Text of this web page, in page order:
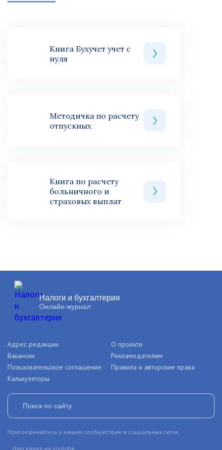
Книга Бухучет учет с
нуля
Методичка по расчету
отпускных
Книга по расчету
больничного и
страховых выплат
Налоги и бухгалтерия
Онлайн-журнал
Адрес редакции
О проекте
Вакансии
Рекламодателям
Пользовательское соглашение
Правила и авторские права
Калькуляторы
Присоединяйтесь к нашим сообществам в социальных сетях
Наш канал на youtube